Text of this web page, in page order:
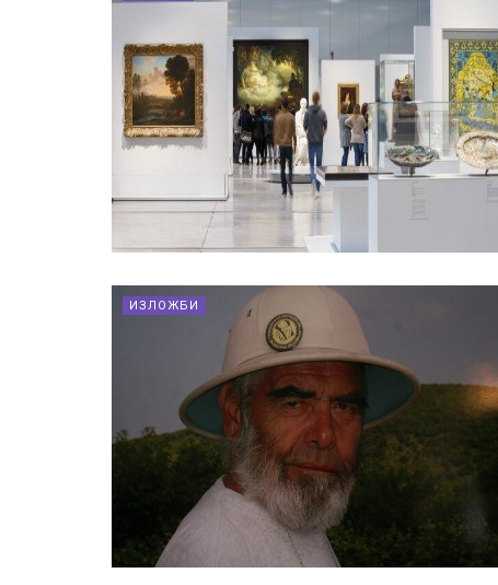
ИЗЛОЖБИ